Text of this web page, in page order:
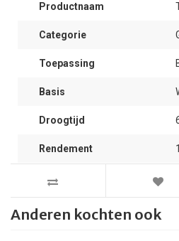
Productnaam
Categorie
Toepassing
Basis
Droogtijd
Rendement
Anderen kochten ook